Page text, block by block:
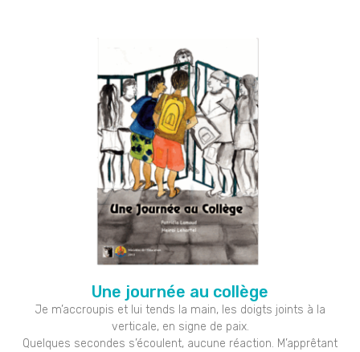
Une journée au collège
Je m’accroupis et lui tends la main, les doigts joints à la
verticale, en signe de paix.
Quelques secondes s’écoulent, aucune réaction. M’apprêtant